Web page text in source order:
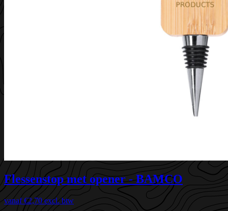
Flessenstop met opener - BAMCO
vanaf€2,70 excl. btw